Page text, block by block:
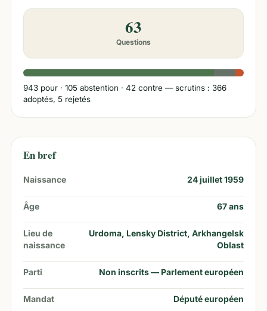
63
Questions
943 pour · 105 abstention · 42 contre — scrutins : 366
adoptés, 5 rejetés
En bref
Naissance 24 juillet 1959
Âge 67ans
Lieu de
naissance
Urdoma, Lensky District, Arkhangelsk
Oblast
Parti Non inscrits — Parlement européen
Mandat Député européen